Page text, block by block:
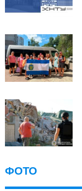
ФОТО